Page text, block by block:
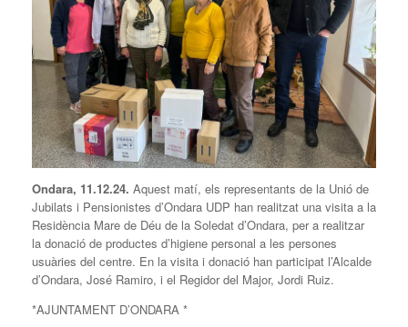
Ondara, 11.12.24. Aquest matí, els representants de la Unió de
Jubilats i Pensionistes d’Ondara UDP han realitzat una visita a la
Residència Mare de Déu de la Soledat d’Ondara, per a realitzar
la donació de productes d’higiene personal a les persones
usuàries del centre. En la visita i donació han participat l’Alcalde
d’Ondara, José Ramiro, i el Regidor del Major, Jordi Ruiz.
*AJUNTAMENT D’ONDARA *